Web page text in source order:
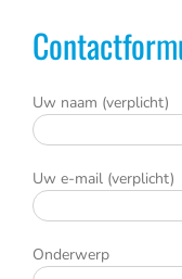
Uw naam (verplicht)
Uw e-mail (verplicht)
Onderwerp